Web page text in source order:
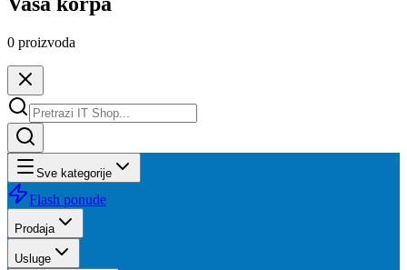
0 proizvoda
Sve kategorije
Flash ponude
Prodaja
Usluge